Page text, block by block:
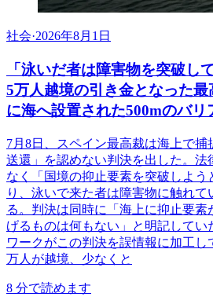
社会·2026年8月1日
「泳いだ者は障害物を突破し
5万人越境の引き金となった
に海へ設置された500mのバリ
7月8日、スペイン最高裁は海上で
送還」を認めない判決を出した。法
なく「国境の抑止要素を突破しよう
り、泳いで来た者は障害物に触れて
る。判決は同時に「海上に抑止要
げるものは何もない」と明記してい
ワークがこの判決を誤情報に加工し
万人が越境、少なくと
8 分で読めます